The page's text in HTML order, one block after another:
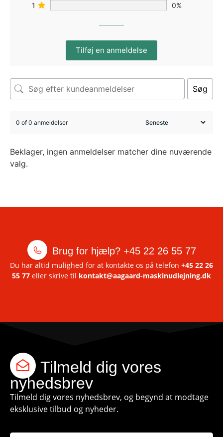
1
0%
Tilføj en anmeldelse
Søg
0 of 0 anmeldelser
Beklager, ingen anmeldelser matcher dine nuværende
valg.
Brug for hjælp? +45 22 26 55 77
Du har altid mulighed for at kontakte os på telefon +45 22 26
55 77 eller skrive til kontakt@aagaard-maskinudlejning.dk
Tilmeld dig vores
nyhedsbrev
Tilmeld dig vores nyhedsbrev, og begynd at modtage
eksklusive tilbud og nyheder.